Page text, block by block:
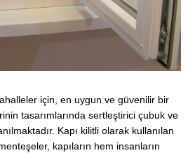
için, en uygun ve güvenilir bir
tasarımlarında sertleştirici çubuk ve
Kapı kilitli olarak kullanılan
kapıların hem insanların